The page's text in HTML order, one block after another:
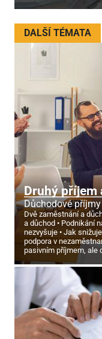
DALŠÍ TÉMATA
Druhý příjem
Důchodové
Dvě zaměstnání a
a důchod
Podnikání
nezvyšuje
Jak
podpora v
pasivním příjmem, ale